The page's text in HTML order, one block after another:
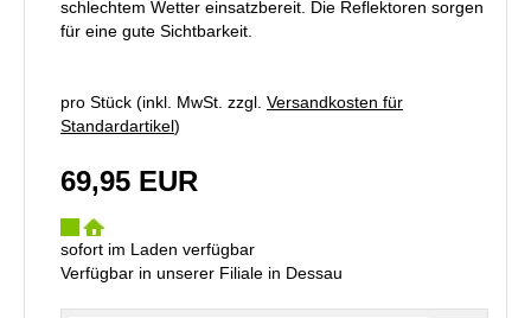
schlechtem Wetter einsatzbereit. Die Reflektoren sorgen
für eine gute Sichtbarkeit.
pro Stück (inkl. MwSt. zzgl. Versandkosten für
Standardartikel)
69,95 EUR
sofort im Laden verfügbar
Verfügbar in unserer Filiale in Dessau